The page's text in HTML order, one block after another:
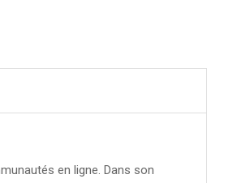
en ligne. Dans son